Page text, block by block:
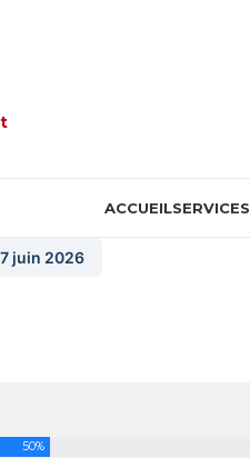
ACCUEILSERVICES
juin 2026
50%